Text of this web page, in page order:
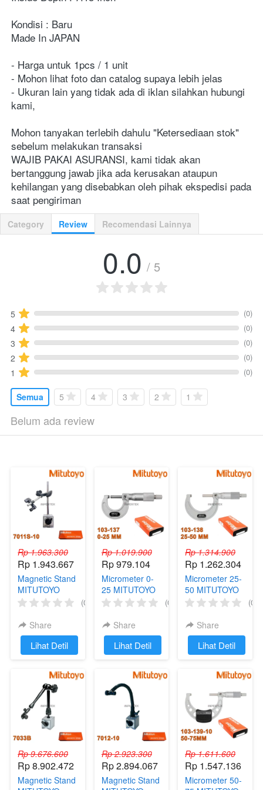
Kondisi : Baru
Made In JAPAN
- Harga untuk 1pcs / 1 unit
- Mohon lihat foto dan catalog supaya lebih jelas
- Ukuran lain yang tidak ada di iklan silahkan hubungi
kami,
Mohon tanyakan terlebih dahulu "Ketersediaan stok"
sebelum melakukan transaksi
WAJIB PAKAI ASURANSI, kami tidak akan
bertanggung jawab jika ada kerusakan ataupun
kehilangan yang disebabkan oleh pihak ekspedisi pada
saat pengiriman
Category Review Recomendasi Lainnya
0.0 / 5
5 (0)
4 (0)
3 (0)
2 (0)
1 (0)
Semua 5 4 3 2 1
Belum ada review
Rp 1.963.300
Rp 1.943.667
Magnetic Stand
MITUTOYO
7011S-10
Standard Stang
Magnet Dial
Indikator
Magnetic Base
Adjustment
(0)
Share
`Lihat Detil
Rp 1.019.900
Rp 979.104
Micrometer 0-
25 MITUTOYO
103-137 Micro
Outside
Mikrometer Alat
Ukur Luar
(0)
Share
`Lihat Detil
Rp 1.314.900
Rp 1.262.304
Micrometer 25-
50 MITUTOYO
103-138 Micro
Outside
Mikrometer Alat
Ukur Luar
(0)
Share
`Lihat Detil
Rp 9.676.600
Rp 8.902.472
Magnetic Stand
Rp 2.923.300
Rp 2.894.067
Magnetic Stand
Rp 1.611.600
Rp 1.547.136
Micrometer 50-